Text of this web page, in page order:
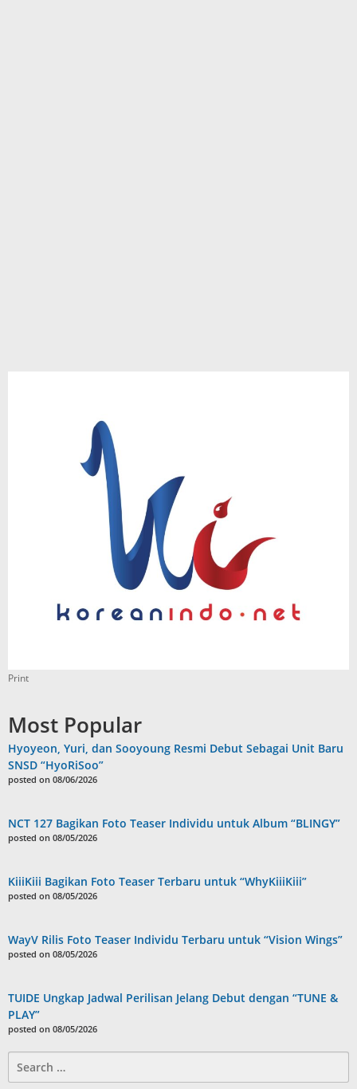
Print
Most Popular
Hyoyeon, Yuri, dan Sooyoung Resmi Debut Sebagai Unit Baru
SNSD “HyoRiSoo”
posted on 08/06/2026
NCT 127 Bagikan Foto Teaser Individu untuk Album “BLINGY”
posted on 08/05/2026
KiiiKiii Bagikan Foto Teaser Terbaru untuk “WhyKiiiKiii”
posted on 08/05/2026
WayV Rilis Foto Teaser Individu Terbaru untuk “Vision Wings”
posted on 08/05/2026
TUIDE Ungkap Jadwal Perilisan Jelang Debut dengan “TUNE &
PLAY”
posted on 08/05/2026
for: